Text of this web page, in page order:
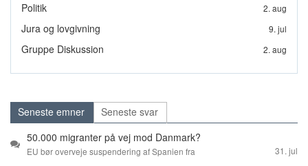
Politik 2. aug
Jura og lovgivning 9. jul
Gruppe Diskussion 2. aug
Seneste emner
Seneste svar
50.000 migranter på vej mod Danmark?
EU bør overveje suspendering af Spanien fra
31. jul